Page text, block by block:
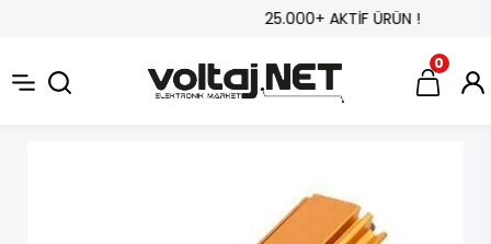
25.000+ AKTİF ÜRÜN !
0